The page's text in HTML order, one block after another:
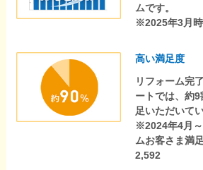
ムです。
※2025年3月
高い満足度
リフォーム完
ートでは、約
足いただいて
※2024年4月
ムお客さま満
2,592